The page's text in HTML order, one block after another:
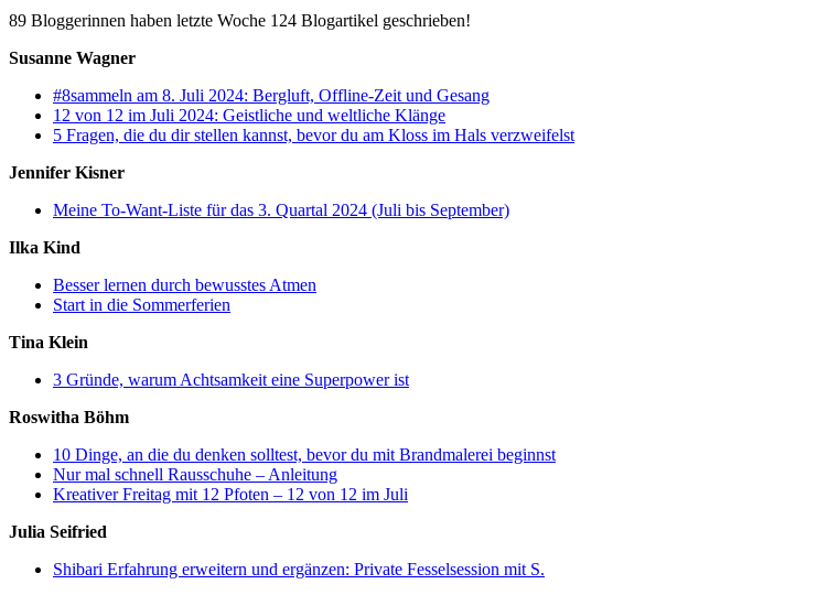
89 Bloggerinnen haben letzte Woche 124 Blogartikel geschrieben!
Susanne Wagner
#8sammeln am 8. Juli 2024: Bergluft, Offline-Zeit und Gesang
12 von 12 im Juli 2024: Geistliche und weltliche Klänge
5 Fragen, die du dir stellen kannst, bevor du am Kloss im Hals verzweifelst
Jennifer Kisner
Meine To-Want-Liste für das 3. Quartal 2024 (Juli bis September)
Ilka Kind
Besser lernen durch bewusstes Atmen
Start in die Sommerferien
Tina Klein
3 Gründe, warum Achtsamkeit eine Superpower ist
Roswitha Böhm
10 Dinge, an die du denken solltest, bevor du mit Brandmalerei beginnst
Nur mal schnell Rausschuhe – Anleitung
Kreativer Freitag mit 12 Pfoten – 12 von 12 im Juli
Julia Seifried
Shibari Erfahrung erweitern und ergänzen: Private Fesselsession mit S.